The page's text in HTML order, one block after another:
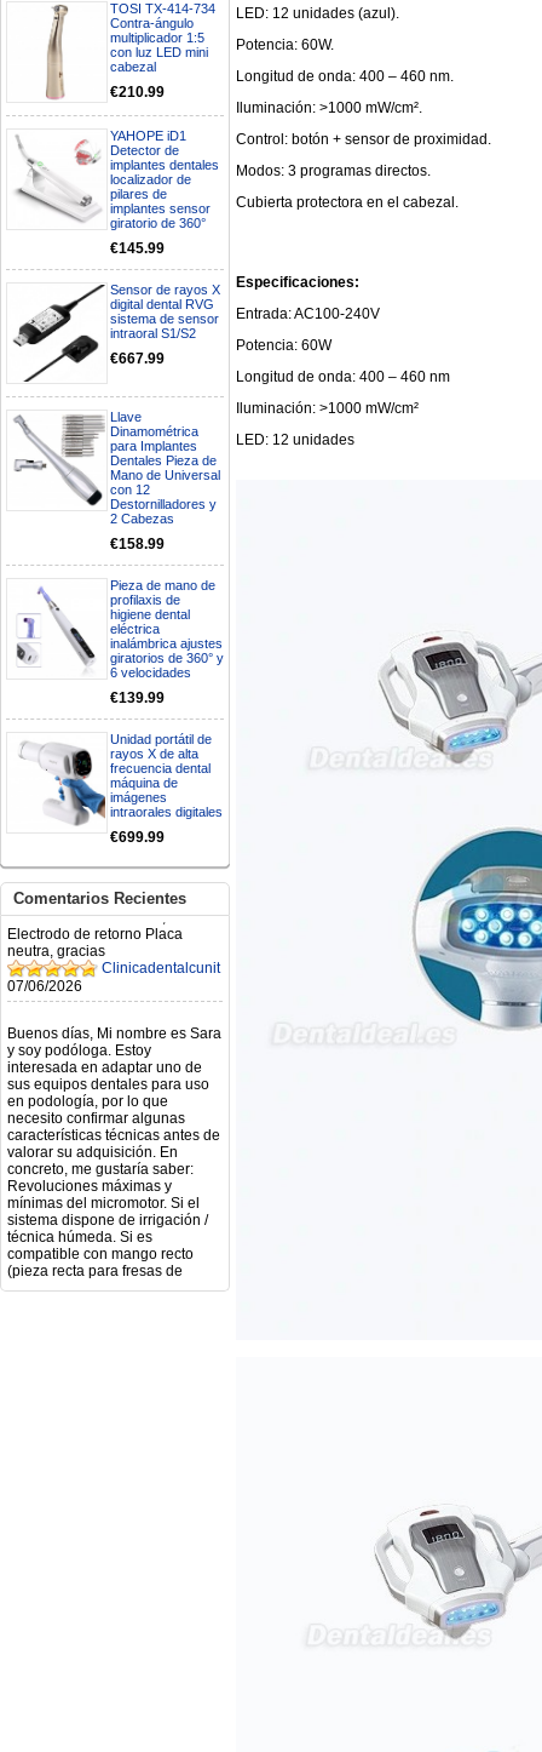
TOSI TX-414-734
Contra-ángulo
multiplicador 1:5
con luz LED mini
cabezal
€210.99
YAHOPE iD1
Detector de
implantes dentales
localizador de
pilares de
implantes sensor
giratorio de 360°
€145.99
Sensor de rayos X
digital dental RVG
sistema de sensor
intraoral S1/S2
€667.99
Llave
Dinamométrica
para Implantes
Dentales Pieza de
Mano de Universal
con 12
Destornilladores y
2 Cabezas
€158.99
Pieza de mano de
profilaxis de
higiene dental
eléctrica
inalámbrica ajustes
giratorios de 360° y
6 velocidades
€139.99
Unidad portátil de
rayos X de alta
frecuencia dental
máquina de
imágenes
intraorales digitales
€699.99
Comentarios Recientes
Boa noite gostaria de saber se
seria possível entrega em
Portugal e quanto tempo no
máximo demoraria pra a morada
av Francisco Sá Carneiro n40
produto - Motor eléctrico dental
inalámbrico IPR pieza de mano
ortodoncia y pulido 2 en 1.
Rita
29/07/2026
Mi formulario de pedido: S /
N.2026060712980804 ,
BUENOS DIAS CUANDO
GRACIAS
clinicadentalcunit
11/06/2026
Hola buenos días respecto al
Artículo. DDE0032580
electróbisturí, quisiera saber si
tiene una "toma a tierra" lo que
va conectado al paciente, placa
neutra.Placa de retorno,
Electrodo de retorno Placa
neutra, gracias
Clinicadentalcunit
07/06/2026
y soy podóloga. Estoy
interesada en adaptar uno de
sus equipos dentales para uso
en podología, por lo que
necesito confirmar algunas
características técnicas antes de
valorar su adquisición. En
concreto, me gustaría saber:
Revoluciones máximas y
mínimas del micromotor. Si el
sistema dispone de irrigación /
técnica húmeda. Si es
compatible con mango recto
(pieza recta para fresas de
podología). Velocidad del
mango recto. Si dispone de
LED: 12 unidades (azul).
Potencia: 60W.
Longitud de onda: 400 – 460 nm.
Iluminación: >1000 mW/cm².
Control: botón + sensor de proximidad.
Modos: 3 programas directos.
Cubierta protectora en el cabezal.
Especificaciones:
Entrada: AC100-240V
Potencia: 60W
Longitud de onda: 400 – 460 nm
Iluminación: >1000 mW/cm²
LED: 12 unidades